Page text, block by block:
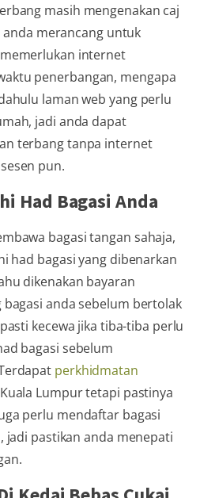
masih mengenakan caj
merancang untuk
internet
penerbangan, mengapa
laman web yang perlu
jadi anda dapat
terbang tanpa internet
pun.
Had Bagasi Anda
bagasi tangan sahaja,
had bagasi yang dibenarkan
dikenakan bayaran
anda sebelum bertolak
kecewa jika tiba-tiba perlu
bagasi sebelum
perkhidmatan
Lumpur tetapi pastinya
perlu mendaftar bagasi
jadi pastikan anda menepati